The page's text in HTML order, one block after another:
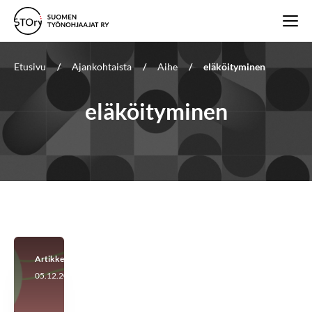
Etusivu / Ajankohtaista / Aihe / eläköityminen
eläköityminen
Artikkeli
05.12.2024